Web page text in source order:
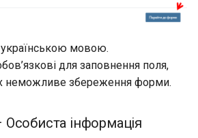
мовою.
для заповнення поля,
неможливе збереження форми.
інформація